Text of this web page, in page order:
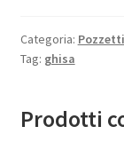
Categoria:
Tag: ghisa
Prodotti